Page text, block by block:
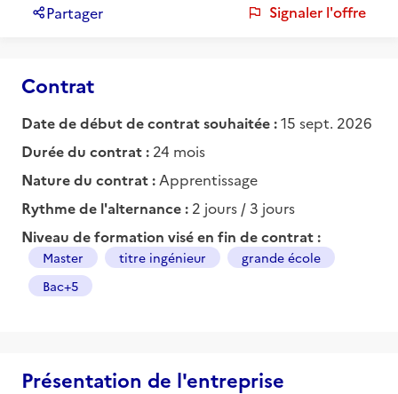
Partager Signaler l'offre
Contrat
Date de début de contrat souhaitée :15 sept. 2026
Durée du contrat : 24 mois
Nature du contrat : Apprentissage
Rythme de l'alternance : 2 jours / 3 jours
Niveau de formation visé en fin de contrat :
Master titre ingénieur
grande école
Bac+5
Présentation de l'entreprise